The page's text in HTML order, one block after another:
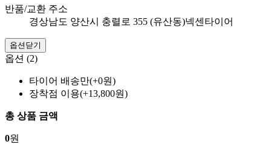
반품/교환 주소
경상남도 양산시 충렬로 355 (유산동)넥센타이어
옵션닫기
옵션 (2)
타이어 배송만(+0원)
장착점 이용(+13,800원)
총 상품 금액
0원